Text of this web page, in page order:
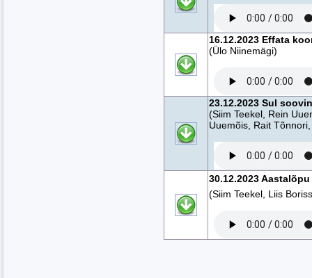
16.12.2023 Effata
(Ülo Niinemägi)
23.12.2023 Sul
(Siim Teekel, Rein
Uuemõis, Rait
30.12.2023 Aastalõpu
(Siim Teekel, Liis